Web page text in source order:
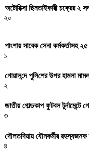
অটোরিক্সা ছিনতাইকারী চক্রের ২
২০
পাংশায় সাবেক সেনা কর্মকর্তাসহ
১
গোয়াল‌ন্দে পু‌লি‌শের উপর হামলা
২
জাতীয় গোল্ডকাপ ফুটবল টুর্নামেন্টে
৩
দৌলতদিয়ায় যৌনকর্মীর
৪